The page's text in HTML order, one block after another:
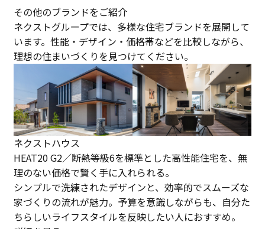
その他のブランドをご紹介
ネクストグループでは、多様な住宅ブランドを展開して
います。性能・デザイン・価格帯などを比較しながら、
理想の住まいづくりを見つけてください。
ネクストハウス
HEAT20 G2／断熱等級6を標準とした高性能住宅を、無
理のない価格で賢く手に入れられる。
シンプルで洗練されたデザインと、効率的でスムーズな
家づくりの流れが魅力。予算を意識しながらも、自分た
ちらしいライフスタイルを反映したい人におすすめ。